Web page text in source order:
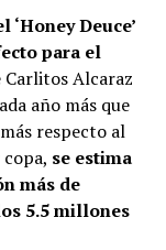
Deuce’
para el
Carlitos Alcaraz
año más que
respecto al
se estima
más de
5.5 millones